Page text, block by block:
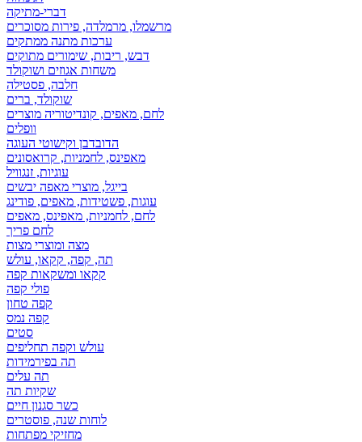
דברי-מתיקה
מרשמלו, מרמלדה, פירות מסוכרים
ערכות מתנה ממתקים
דבש, ריבות, שימורים מתוקים
משחות אגוזים ושוקולד
חלבה, פסטילה
שוקולד, ברים
לחם, מאפים, קונדיטוריה מוצרים
וופלים
הדובדבן וקישוטי העוגה
מאפינס, לחמניות, קרואסונים
עוגיות, זנגוויל
בייגל, מוצרי מאפה יבשים
עוגות, פשטידות, מאפים, פודינג
לחם, לחמניות, מאפינס, מאפים
לחם פריך
מצה ומוצרי מצות
תה, קפה, קקאו, עולש
קקאו ומשקאות קפה
פולי קפה
קפה טחון
קפה נמס
סטים
עולש וקפה תחליפים
תה בפירמידות
תה עלים
שקיות תה
כשר סגנון חיים
לוחות שנה, פוסטרים
מחזיקי מפתחות